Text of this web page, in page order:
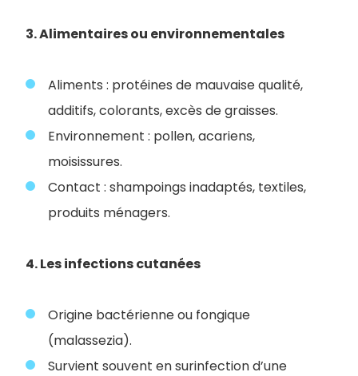
3. Alimentaires ou environnementales
Aliments : protéines de mauvaise qualité,
additifs, colorants, excès de graisses.
Environnement : pollen, acariens,
moisissures.
Contact : shampoings inadaptés, textiles,
produits ménagers.
4. Les infections cutanées
Origine bactérienne ou fongique
(malassezia).
Survient souvent en surinfection d’une